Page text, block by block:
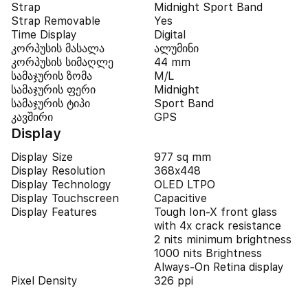
Strap
Midnight Sport Band
Strap Removable
Yes
Time Display
Digital
კორპუსის მასალა
ალუმინი
კორპუსის სიმაღლე
44 mm
სამაჯურის ზომა
M/L
სამაჯურის ფერი
Midnight
სამაჯურის ტიპი
Sport Band
კავშირი
GPS
Display
Display Size
977 sq mm
Display Resolution
368x448
Display Technology
OLED LTPO
Display Touchscreen
Capacitive
Display Features
Tough Ion-X front glass
with 4x crack resistance
2 nits minimum brightness
1000 nits Brightness
Always-On Retina display
Pixel Density
326 ppi